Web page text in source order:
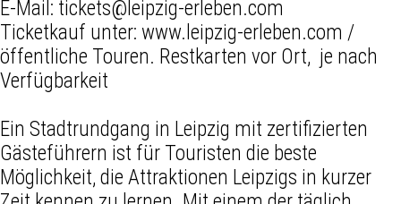
E-Mail: tickets@leipzig-erleben.com
Ticketkauf unter: www.leipzig-erleben.com /
öffentliche Touren. Restkarten vor Ort, je nach
Verfügbarkeit
Ein Stadtrundgang in Leipzig mit zertifizierten
Gästeführern ist für Touristen die beste
Möglichkeit, die Attraktionen Leipzigs in kurzer